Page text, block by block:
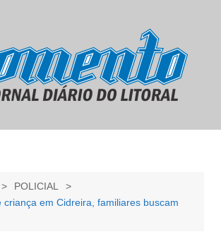
POLICIAL
criança em Cidreira, familiares buscam